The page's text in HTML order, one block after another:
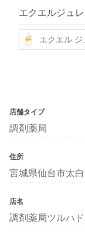
エクエルジュレ
エクエル ジ
店舗タイプ
調剤薬局
住所
宮城県仙台市太
店名
調剤薬局ツルハ